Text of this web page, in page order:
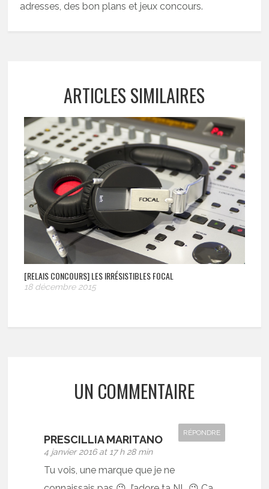
adresses, des bon plans et jeux concours.
ARTICLES SIMILAIRES
[RELAIS CONCOURS] LES IRRÉSISTIBLES FOCAL
18 décembre 2015
UN COMMENTAIRE
PRESCILLIA MARITANO
4 janvier 2016 at 17 h 28 min
RÉPONDRE
Tu vois, une marque que je ne